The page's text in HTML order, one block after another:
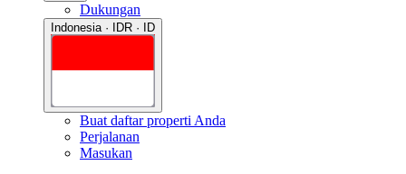
Dukungan
Indonesia · IDR · ID
Buat daftar properti Anda
Perjalanan
Masukan